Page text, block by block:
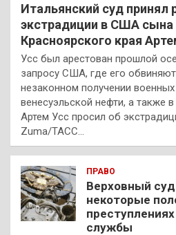
Итальянский суд принял
экстрадиции в США сына
Красноярского края
Усс был арестован прошлой
запросу США, где его
незаконном получении
венесуэльской нефти, а также
Артем Усс просил об
Zuma/ТАСС…
ПРАВО
Верховный
некоторые
службы